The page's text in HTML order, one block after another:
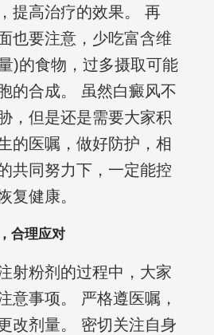
提高治疗的效果。 再
也要注意，少吃富含维
)的食物，过多摄取可能
的合成。 虽然白癜风不
，但是还是需要大家积
的医嘱，做好防护，相
共同努力下，一定能控
复健康。
合理应对
射粉剂的过程中，大家
意事项。 严格遵医嘱，
改剂量。 密切关注自身